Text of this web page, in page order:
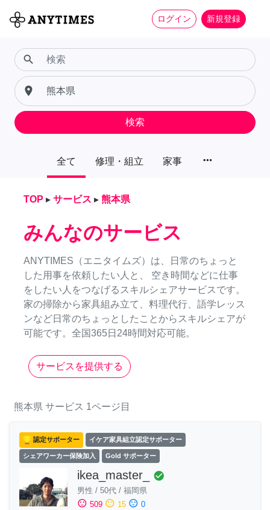
ログイン 新規登録
全て 修理・組立 家事 more_horiz
search
place
検索
TOP ▸ サービス ▸ 熊本県
みんなのサービス
ANYTIMES（エニタイムズ）は、日常のちょっと
した用事を依頼したい人と、 空き時間などに仕事
をしたい人をつなげるスキルシェアサービスです。
家の掃除から家具組み立て、料理代行、語学レッス
ンなど日常のちょっとしたことからスキルシェアが
可能です。全国365日24時間対応可能。
サービスを提供する
熊本県 サービス 1ページ目
認定サポーター イケア家具組立認定サポーター
シェアワーカー保険加入 Gold サポーター
ikea_master_ check_circle
男性 / 50代 / 福岡県
sentiment_satisfied 509 sentiment_neutral 15 sentiment_dissatisfied 0